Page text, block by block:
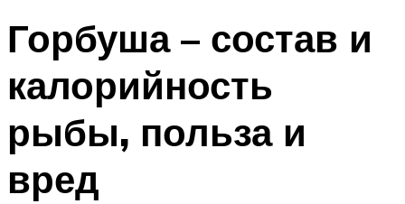
Горбуша – состав и
калорийность
рыбы, польза и
вред